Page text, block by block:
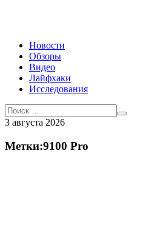
Новости
Обзоры
Видео
Лайфхаки
Исследования
3 августа 2026
Метки:9100 Pro